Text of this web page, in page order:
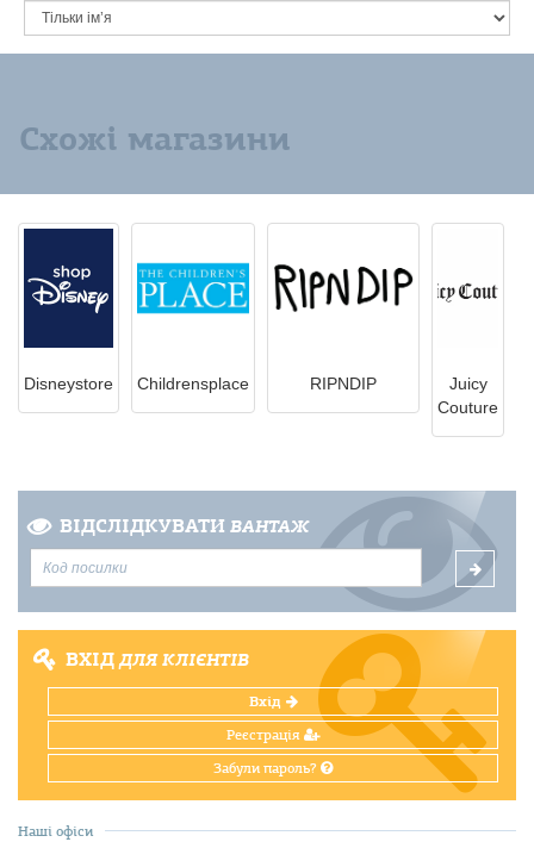
Схожі магазини
Disneystore Childrensplace RIPNDIP
Juicy
Couture
ВІДСЛІДКУВАТИ ВАНТАЖ
ВХІДДЛЯ КЛІЄНТІВ
Вхід
Реєстрація
Забули пароль?
Наші офіси